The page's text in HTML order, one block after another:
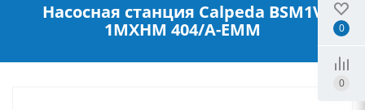
Насосная станция Calpeda BSM1V
1MXHM 404/A-EMM
0
0